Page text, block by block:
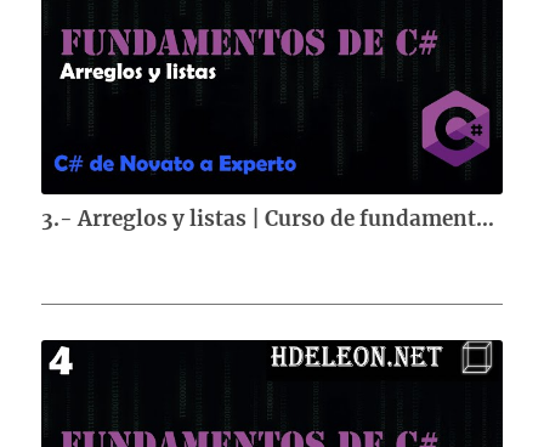
3.- Arreglos y listas | Curso de fundamentos de C#